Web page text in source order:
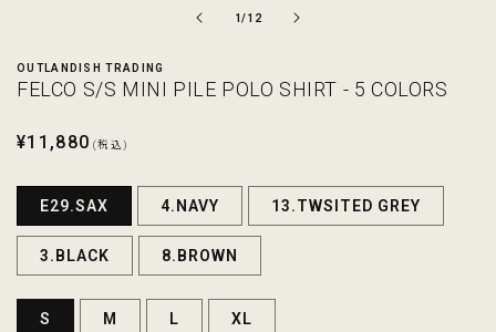
で
メ
ィ
ア
を
く
1/の
12
OUTLANDISH TRADING
FELCO S/S MINI PILE POLO SHIRT - 5 COLORS
通
格
¥11,880 (税込)
E29.SAX 4.NAVY 13.TWSITED GREY
3.BLACK 8.BROWN
S M L XL